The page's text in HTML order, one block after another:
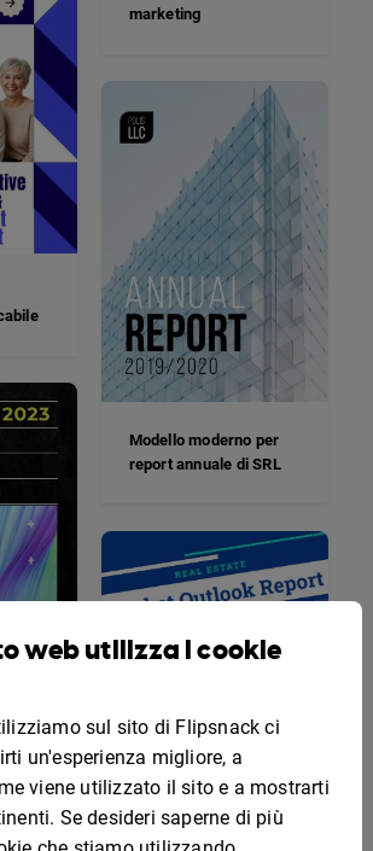
marketing
Modello moderno per
report annuale di SRL
web utilizza i cookie
sul sito di Flipsnack ci
un'esperienza migliore, a
viene utilizzato il sito e a mostrarti
Se desideri saperne di più